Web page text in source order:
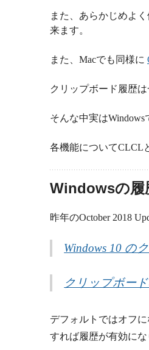
また、あらかじめよ
来ます。
また、Macでも同様に
クリップボード履歴
そんな中実は
各機能についてCLCL
Windowsの履
昨年のOctober 2018
Windows 10 の
クリップボー
デフォルトではオフに
すれば履歴が有効にな